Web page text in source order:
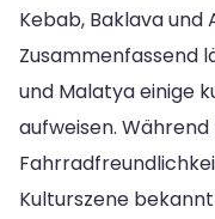
Kebab, Baklava und
Zusammenfassend
und Malatya einige
aufweisen.
Kulturszene